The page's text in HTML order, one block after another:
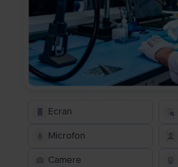
Ecran
Microfon
Camere